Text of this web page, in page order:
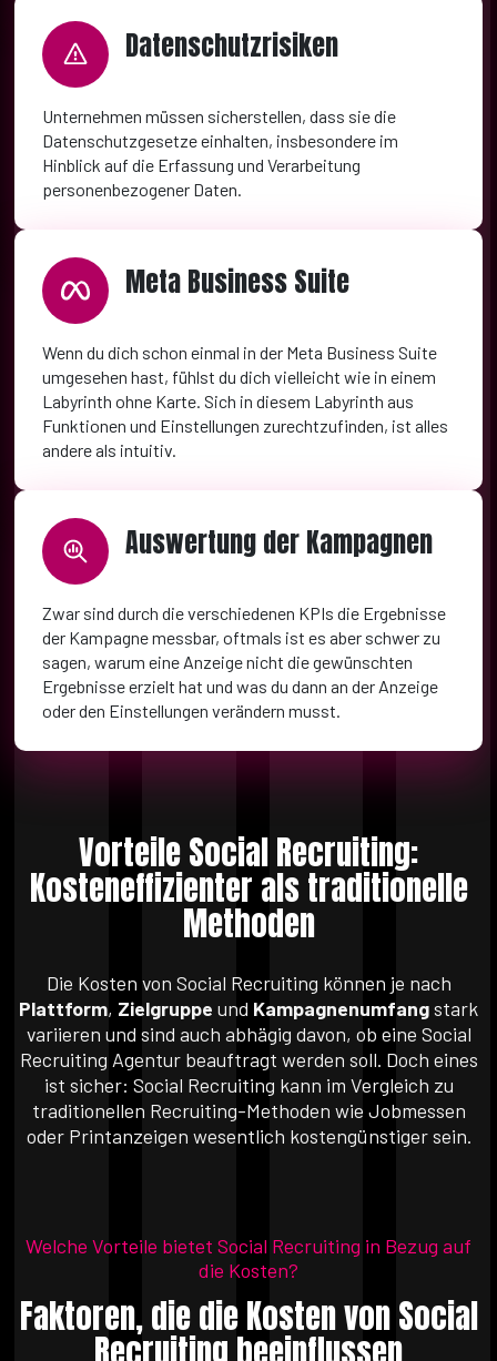
Datenschutzrisiken
Unternehmen müssen sicherstellen, dass sie die
Datenschutzgesetze einhalten, insbesondere im
Hinblick auf die Erfassung und Verarbeitung
personenbezogener Daten.
Meta Business Suite
Wenn du dich schon einmal in der Meta Business Suite
umgesehen hast, fühlst du dich vielleicht wie in einem
Labyrinth ohne Karte. Sich in diesem Labyrinth aus
Funktionen und Einstellungen zurechtzufinden, ist alles
andere als intuitiv.
Auswertung der Kampagnen
Zwar sind durch die verschiedenen KPIs die Ergebnisse
der Kampagne messbar, oftmals ist es aber schwer zu
sagen, warum eine Anzeige nicht die gewünschten
Ergebnisse erzielt hat und was du dann an der Anzeige
oder den Einstellungen verändern musst.
Vorteile Social Recruiting:
Kosteneffizienter als traditionelle
Methoden
Die Kosten von Social Recruiting können je nach
Plattform, Zielgruppe und Kampagnenumfangstark
variieren und sind auch abhägig davon, ob eine Social
Recruiting Agentur beauftragt werden soll. Doch eines
ist sicher: Social Recruiting kann im Vergleich zu
traditionellen Recruiting-Methoden wie Jobmessen
oder Printanzeigen wesentlich kostengünstiger sein.
Welche Vorteile bietet Social Recruiting in Bezug auf
die Kosten?
Faktoren, die die Kosten von Social